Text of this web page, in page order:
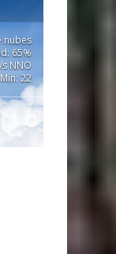
nubes
65%
NNO
22